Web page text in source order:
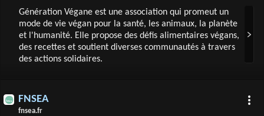
Génération Végane est une association qui promeut un
mode de vie végan pour la santé, les animaux, la planète
et l'humanité. Elle propose des défis alimentaires végans,
des recettes et soutient diverses communautés à travers
des actions solidaires.
FNSEA
fnsea.fr